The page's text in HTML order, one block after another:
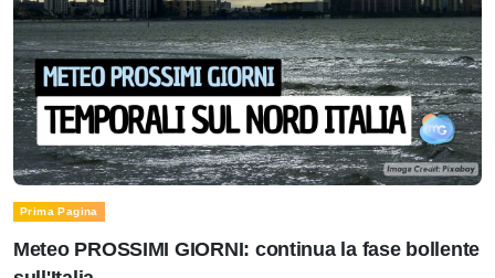
Prima Pagina
Meteo PROSSIMI GIORNI: continua la fase bollente